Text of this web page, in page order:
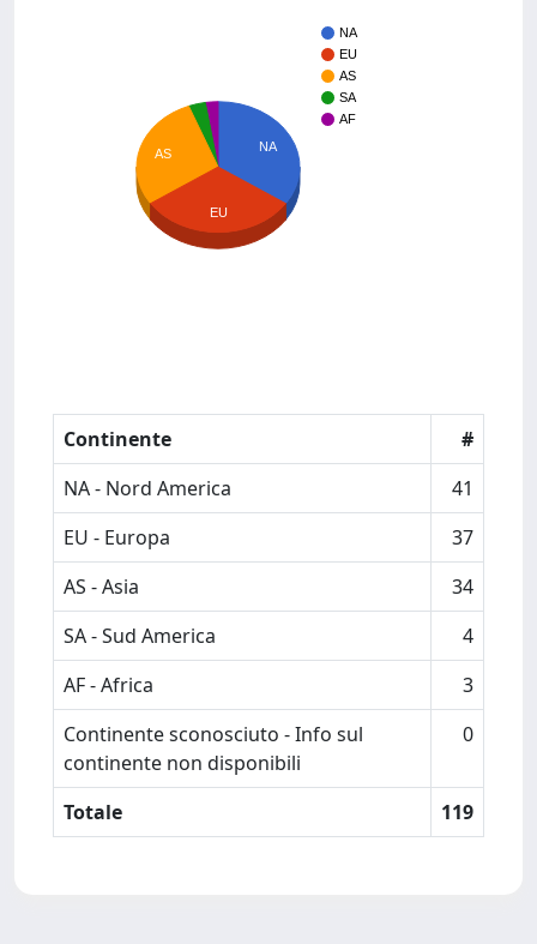
NA
EU
AS
SA
AF
NA
AS
EU
Continente
#
NA - Nord America
41
EU - Europa
37
AS - Asia
34
SA - Sud America
4
AF - Africa
3
Continente sconosciuto - Info sul
continente non disponibili
0
Totale 119